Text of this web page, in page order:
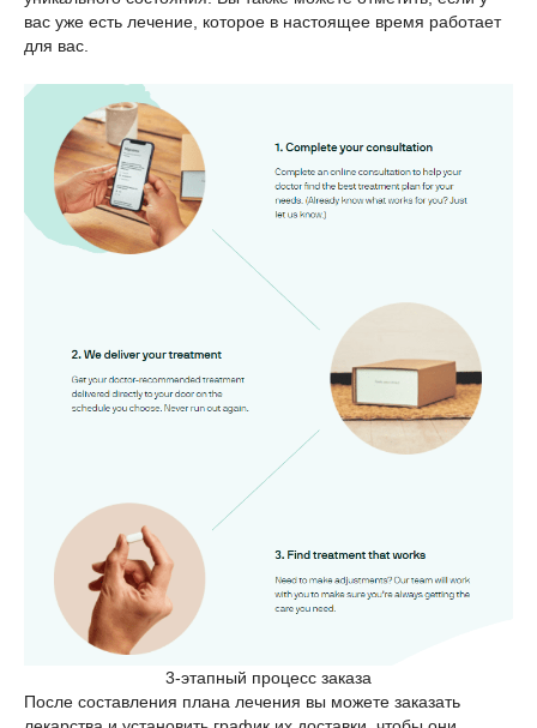
вас уже есть лечение, которое в настоящее время работает
для вас.
3-этапный процесс заказа
После составления плана лечения вы можете заказать